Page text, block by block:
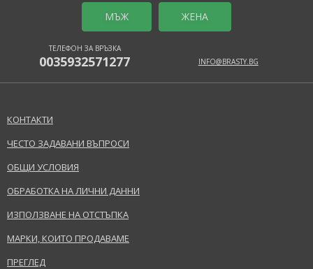
MЪЖ ЖЕНА
ТЕЛЕФОН ЗА ВРЪЗКА
0035932571277 INFO@BRASTY.BG
КОНТАКТИ
ЧЕСТО ЗАДАВАНИ ВЪПРОСИ
ОБЩИ УСЛОВИЯ
ОБРАБОТКА НА ЛИЧНИ ДАННИ
ИЗПОЛЗВАНЕ НА ОТСТЪПКА
МАРКИ, КОИТО ПРОДАВАМЕ
ПРЕГЛЕД